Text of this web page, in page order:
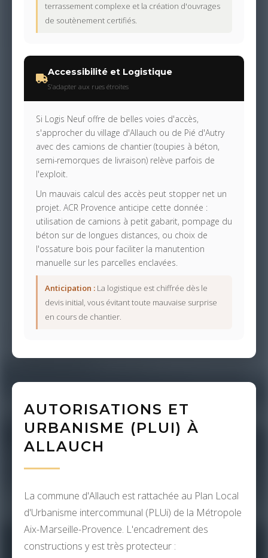
terrassement complexe et la création d'ouvrages
de soutènement certifiés.
Accessibilité et Logistique
S'adapter aux rues étroites
Si Logis Neuf offre de belles voies d'accès,
s'approcher du village d'Allauch ou de Pié d'Autry
avec des camions de chantier (toupies à béton,
semi-remorques de livraison) relève parfois de
l'exploit.
Un mauvais calcul des accès peut stopper net un
projet. ACR Provence anticipe cette donnée :
utilisation de camions à petit gabarit, pompage du
béton sur de longues distances, ou choix de
l'ossature bois pour faciliter la manutention
manuelle sur les parcelles enclavées.
Anticipation : La logistique est chiffrée dès le
devis initial, vous évitant toute mauvaise surprise
en cours de chantier.
AUTORISATIONS ET
URBANISME (PLUI) À
ALLAUCH
La commune d'Allauch est rattachée au Plan Local
d'Urbanisme intercommunal (PLUi) de la Métropole
Aix-Marseille-Provence. L'encadrement des
constructions y est très protecteur :